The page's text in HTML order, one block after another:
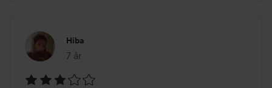
Hiba
7 år
Inlägget skapades 7 år